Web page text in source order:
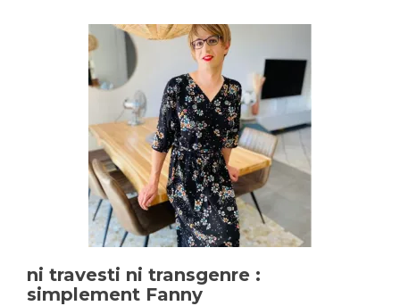
ni travesti ni transgenre :
simplement Fanny